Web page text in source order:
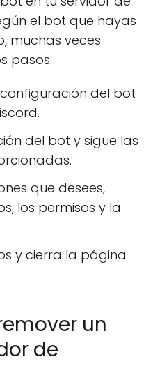
el bot que hayas
muchas veces
pasos:
del bot
del bot y sigue las
que desees,
los permisos y la
y cierra la página
un
de